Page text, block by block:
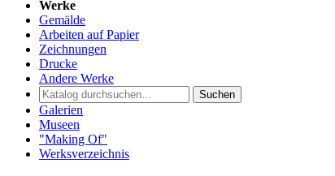
Werke
Gemälde
Arbeiten auf Papier
Zeichnungen
Drucke
Andere Werke
Suchen
Galerien
Museen
"Making Of"
Werksverzeichnis